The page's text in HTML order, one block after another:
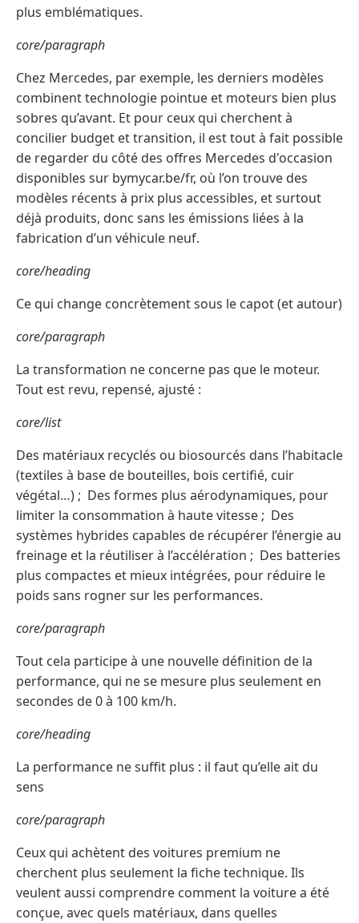
plus emblématiques.
core/paragraph
Chez Mercedes, par exemple, les derniers modèles
combinent technologie pointue et moteurs bien plus
sobres qu’avant. Et pour ceux qui cherchent à
concilier budget et transition, il est tout à fait possible
de regarder du côté des offres Mercedes d'occasion
disponibles sur bymycar.be/fr, où l’on trouve des
modèles récents à prix plus accessibles, et surtout
déjà produits, donc sans les émissions liées à la
fabrication d’un véhicule neuf.
core/heading
Ce qui change concrètement sous le capot (et autour)
core/paragraph
La transformation ne concerne pas que le moteur.
Tout est revu, repensé, ajusté :
core/list
Des matériaux recyclés ou biosourcés dans l’habitacle
(textiles à base de bouteilles, bois certifié, cuir
végétal…) ; Des formes plus aérodynamiques, pour
limiter la consommation à haute vitesse ; Des
systèmes hybrides capables de récupérer l’énergie au
freinage et la réutiliser à l’accélération ; Des batteries
plus compactes et mieux intégrées, pour réduire le
poids sans rogner sur les performances.
core/paragraph
Tout cela participe à une nouvelle définition de la
performance, qui ne se mesure plus seulement en
secondes de 0 à 100 km/h.
core/heading
La performance ne suffit plus : il faut qu’elle ait du
sens
core/paragraph
Ceux qui achètent des voitures premium ne
cherchent plus seulement la fiche technique. Ils
veulent aussi comprendre comment la voiture a été
conçue, avec quels matériaux, dans quelles